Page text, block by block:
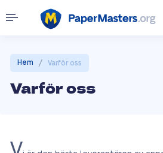
Hem / Varför oss
Varför oss